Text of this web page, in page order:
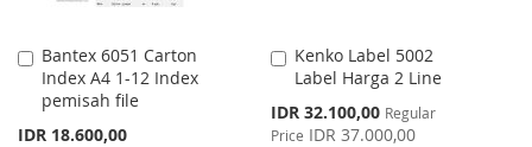
Bantex 6051 Carton
Index A4 1-12 Index
pemisah file
IDR 18.600,00
Add
to
Cart
Kenko Label 5002
Label Harga 2 Line
Special
Price
IDR 32.100,00 Regular
Price IDR 37.000,00
Add
to
Cart